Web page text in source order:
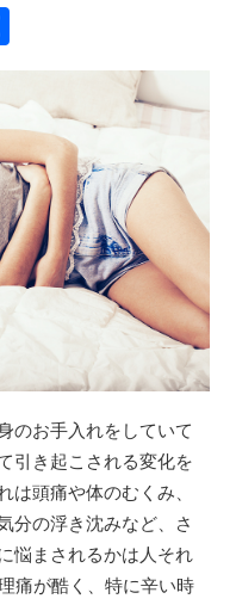
のお手入れをしていて
引き起こされる変化を
は頭痛や体のむくみ、
分の浮き沈みなど、さ
悩まされるかは人それ
痛が酷く、特に辛い時